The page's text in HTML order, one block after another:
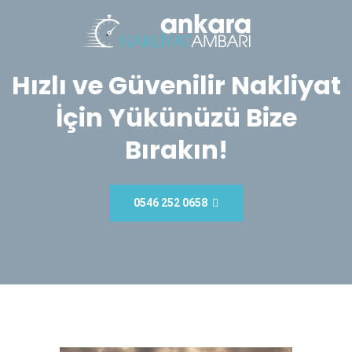
Hızlı ve Güvenilir Nakliyat
İçin Yükünüzü Bize
Bırakın!
0546 252 0658